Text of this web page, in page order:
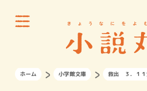
ホーム 小学館文庫 救出 ３．１１